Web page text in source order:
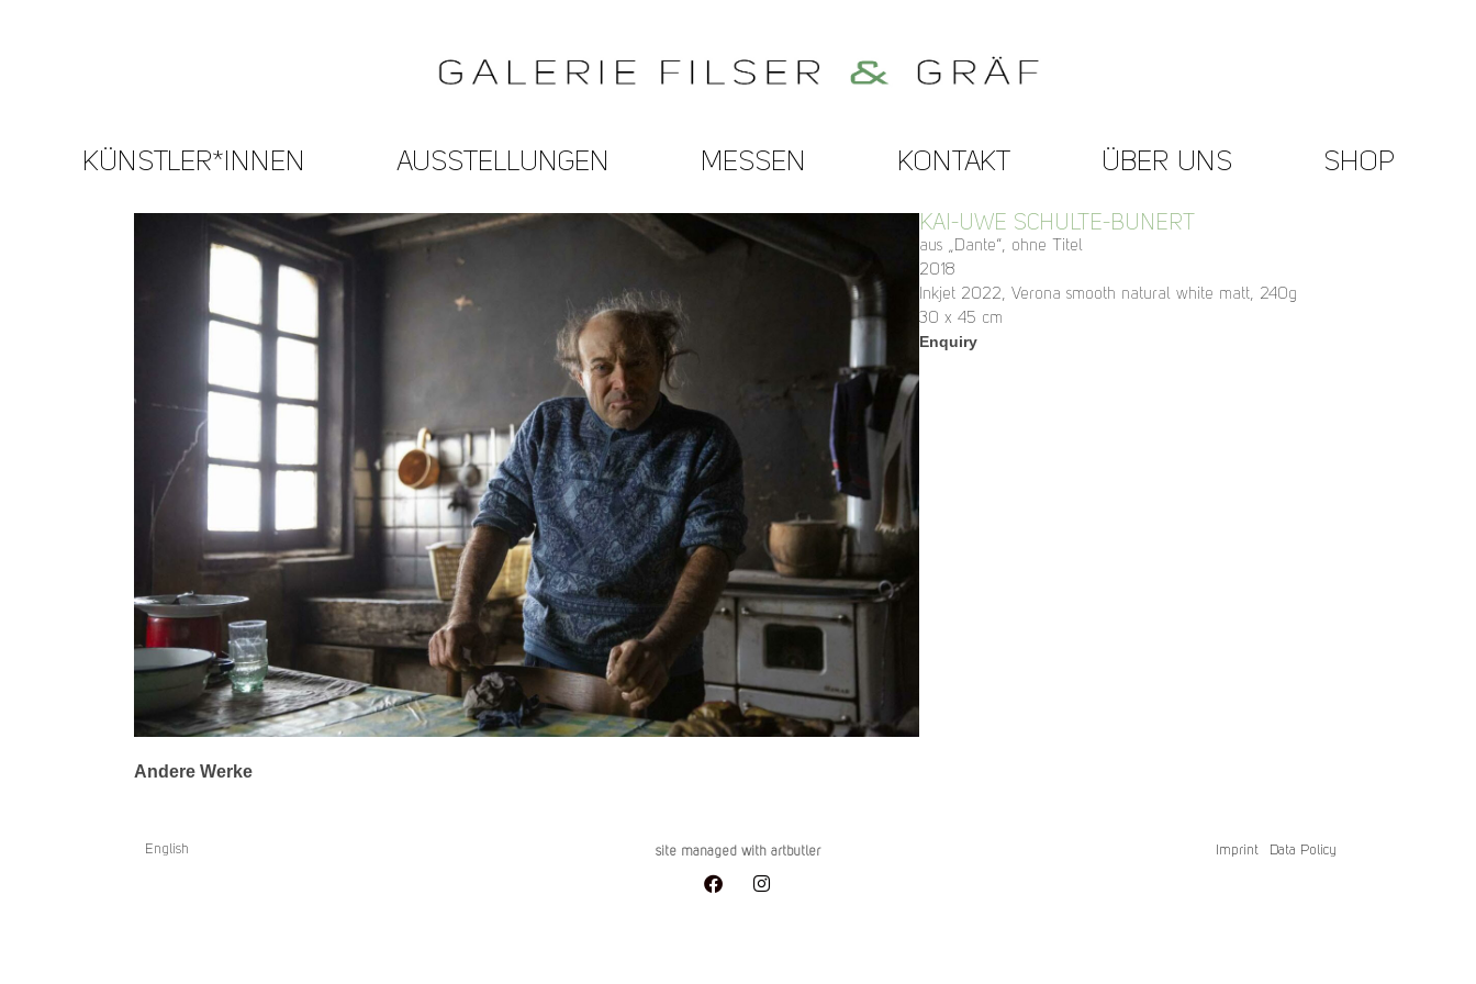
KÜNSTLER*INNEN AUSSTELLUNGEN MESSEN KONTAKT ÜBER UNS SHOP
KAI-UWE SCHULTE-BUNERT
aus „Dante“, ohne Titel
2018
Inkjet 2022, Verona smooth natural white matt, 240g
30 x 45 cm
Enquiry
Andere Werke
English site managed with artbutler Imprint Data Policy